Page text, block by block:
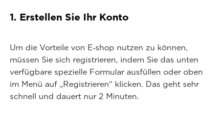
1. Erstellen Sie Ihr Konto
Um die Vorteile von E‑shop nutzen zu können,
müssen Sie sich registrieren, indem Sie das unten
verfügbare spezielle Formular ausfüllen oder oben
im Menü auf „Registrieren“ klicken. Das geht sehr
schnell und dauert nur 2 Minuten.